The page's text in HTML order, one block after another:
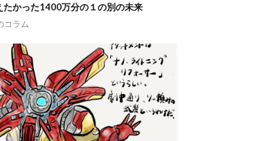
たかった1400万分の１の別の未来
コラム